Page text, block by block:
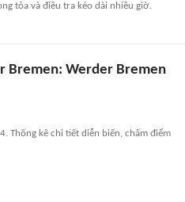
tỏa và điều tra kéo dài nhiều giờ.
Bremen: Werder Bremen
Thống kê chi tiết diễn biến, chấm điểm